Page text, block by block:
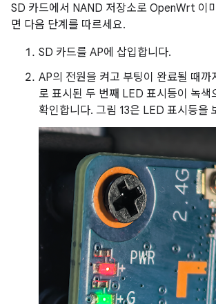
SD 카드에서 NAND 저장소로 OpenWrt 이
면 다음 단계를 따르세요.
SD 카드를 AP에 삽입합니다.
AP의 전원을 켜고 부팅이 완료될 때까
로 표시된 두 번째 LED 표시등이 녹색
확인합니다. 그림 13은 LED 표시등을